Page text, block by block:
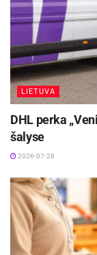
LIETUVA
DHL perka
šalyse
2026-07-28